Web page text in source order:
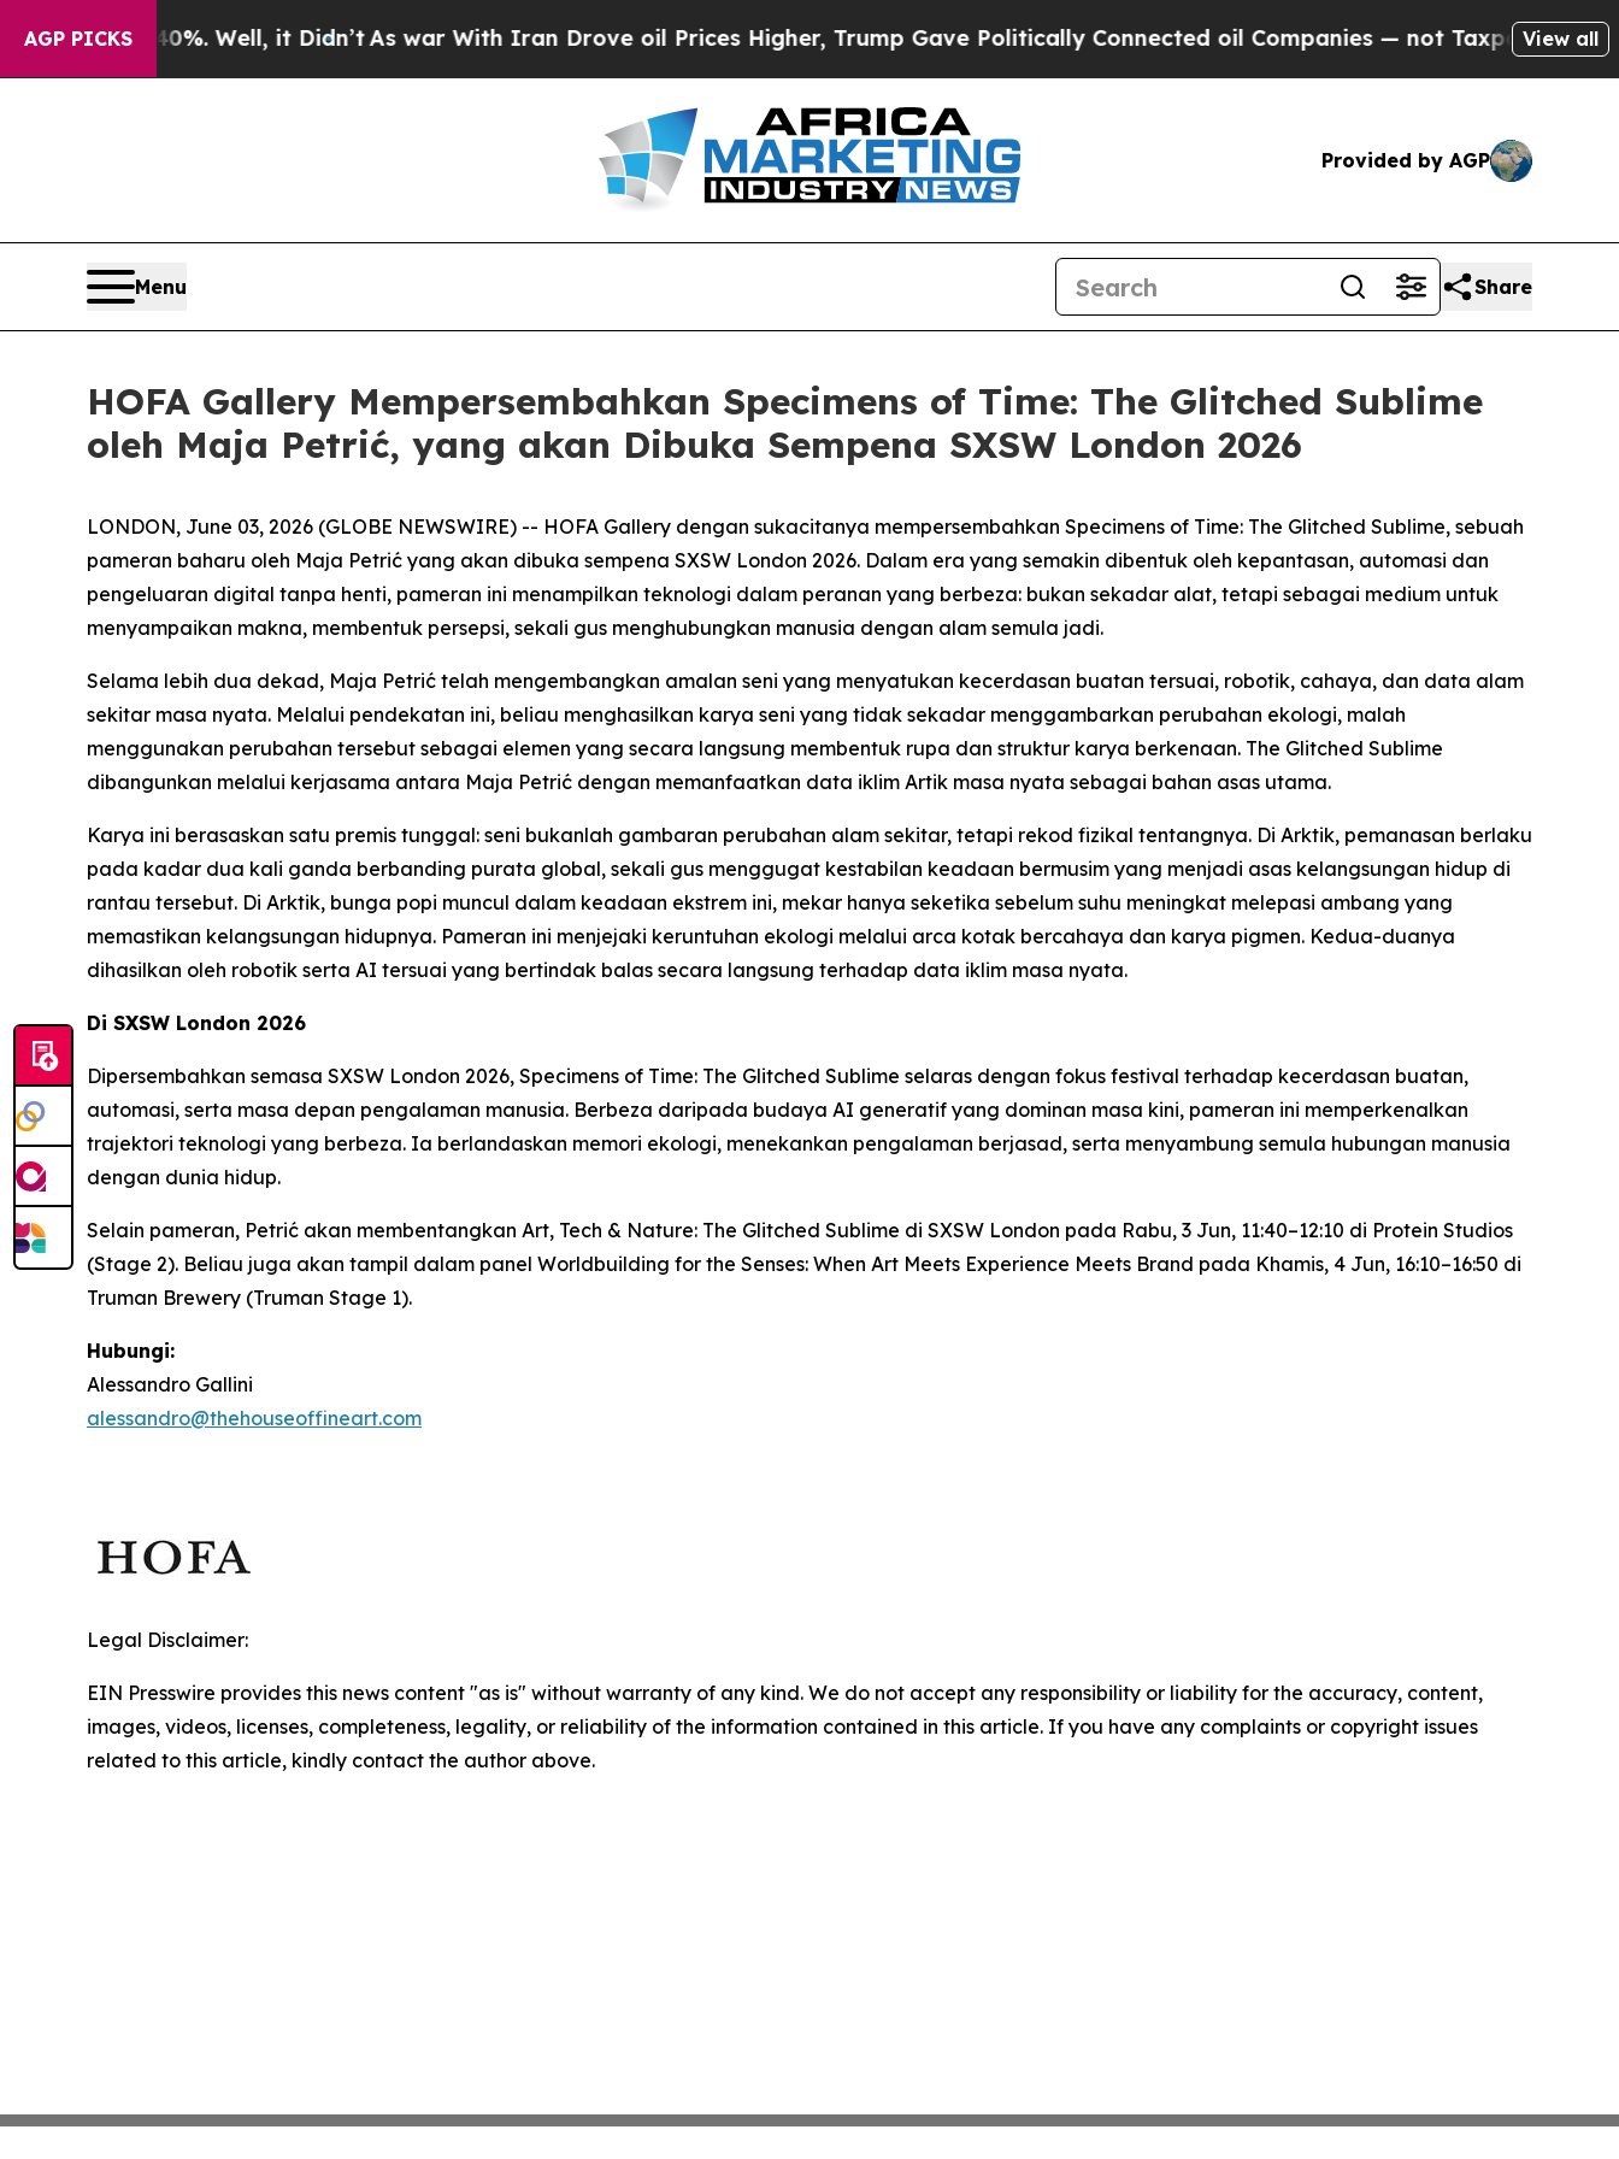
AGP PICKS40%. Well, it Didn’t As war With Iran Drove oil Prices Higher, Trump Gave Politically Connected oil Companies — not Taxpayers — theView all
Provided by AGP
Menu Share
HOFA Gallery Mempersembahkan Specimens of Time: The Glitched Sublime
oleh Maja Petrić, yang akan Dibuka Sempena SXSW London 2026
LONDON, June 03, 2026 (GLOBE NEWSWIRE) -- HOFA Gallery dengan sukacitanya mempersembahkan Specimens of Time: The Glitched Sublime, sebuah
pameran baharu oleh Maja Petrić yang akan dibuka sempena SXSW London 2026. Dalam era yang semakin dibentuk oleh kepantasan, automasi dan
pengeluaran digital tanpa henti, pameran ini menampilkan teknologi dalam peranan yang berbeza: bukan sekadar alat, tetapi sebagai medium untuk
menyampaikan makna, membentuk persepsi, sekali gus menghubungkan manusia dengan alam semula jadi.
Selama lebih dua dekad, Maja Petrić telah mengembangkan amalan seni yang menyatukan kecerdasan buatan tersuai, robotik, cahaya, dan data alam
sekitar masa nyata. Melalui pendekatan ini, beliau menghasilkan karya seni yang tidak sekadar menggambarkan perubahan ekologi, malah
menggunakan perubahan tersebut sebagai elemen yang secara langsung membentuk rupa dan struktur karya berkenaan. The Glitched Sublime
dibangunkan melalui kerjasama antara Maja Petrić dengan memanfaatkan data iklim Artik masa nyata sebagai bahan asas utama.
Karya ini berasaskan satu premis tunggal: seni bukanlah gambaran perubahan alam sekitar, tetapi rekod fizikal tentangnya. Di Arktik, pemanasan berlaku
pada kadar dua kali ganda berbanding purata global, sekali gus menggugat kestabilan keadaan bermusim yang menjadi asas kelangsungan hidup di
rantau tersebut. Di Arktik, bunga popi muncul dalam keadaan ekstrem ini, mekar hanya seketika sebelum suhu meningkat melepasi ambang yang
memastikan kelangsungan hidupnya. Pameran ini menjejaki keruntuhan ekologi melalui arca kotak bercahaya dan karya pigmen. Kedua-duanya
dihasilkan oleh robotik serta AI tersuai yang bertindak balas secara langsung terhadap data iklim masa nyata.
Di SXSW London 2026
Dipersembahkan semasa SXSW London 2026, Specimens of Time: The Glitched Sublime selaras dengan fokus festival terhadap kecerdasan buatan,
automasi, serta masa depan pengalaman manusia. Berbeza daripada budaya AI generatif yang dominan masa kini, pameran ini memperkenalkan
trajektori teknologi yang berbeza. Ia berlandaskan memori ekologi, menekankan pengalaman berjasad, serta menyambung semula hubungan manusia
dengan dunia hidup.
Selain pameran, Petrić akan membentangkan Art, Tech & Nature: The Glitched Sublime di SXSW London pada Rabu, 3 Jun, 11:40–12:10 di Protein Studios
(Stage 2). Beliau juga akan tampil dalam panel Worldbuilding for the Senses: When Art Meets Experience Meets Brand pada Khamis, 4 Jun, 16:10–16:50 di
Truman Brewery (Truman Stage 1).
Hubungi:
Alessandro Gallini
alessandro@thehouseoffineart.com
Legal Disclaimer:
EIN Presswire provides this news content "as is" without warranty of any kind. We do not accept any responsibility or liability for the accuracy, content,
images, videos, licenses, completeness, legality, or reliability of the information contained in this article. If you have any complaints or copyright issues
related to this article, kindly contact the author above.